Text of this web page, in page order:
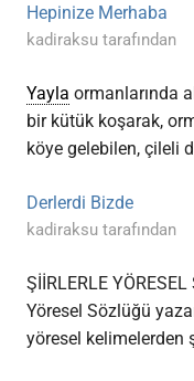
Hepinize Merhaba
kadiraksu tarafından
Yayla ormanlarında
bir kütük koşarak,
köye gelebilen, çileli
Derlerdi Bizde
kadiraksu tarafından
ŞİİRLERLE
Yöresel Sözlüğü
yöresel